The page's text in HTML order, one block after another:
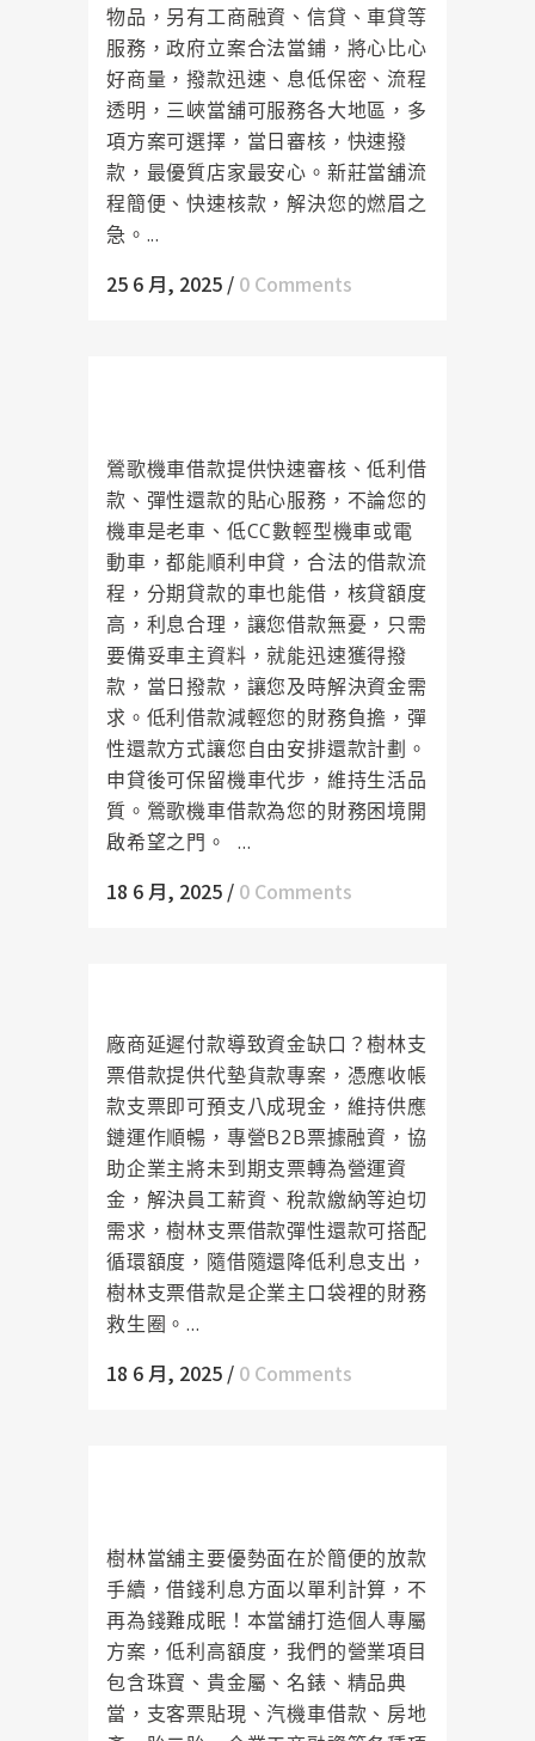
物品，另有工商融資、信貸、車貸等
服務，政府立案合法當鋪，將心比心
好商量，撥款迅速、息低保密、流程
透明，三峽當舖可服務各大地區，多
項方案可選擇，當日審核，快速撥
款，最優質店家最安心。新莊當舖流
程簡便、快速核款，解決您的燃眉之
急。...
25 6 月, 2025 / 0 Comments
鶯歌機車借款提供快速審核、低利借
款、彈性還款的貼心服務，不論您的
機車是老車、低CC數輕型機車或電
動車，都能順利申貸，合法的借款流
程，分期貸款的車也能借，核貸額度
高，利息合理，讓您借款無憂，只需
要備妥車主資料，就能迅速獲得撥
款，當日撥款，讓您及時解決資金需
求。低利借款減輕您的財務負擔，彈
性還款方式讓您自由安排還款計劃。
申貸後可保留機車代步，維持生活品
質。鶯歌機車借款為您的財務困境開
啟希望之門。 ...
18 6 月, 2025 / 0 Comments
廠商延遲付款導致資金缺口？樹林支
票借款提供代墊貨款專案，憑應收帳
款支票即可預支八成現金，維持供應
鏈運作順暢，專營B2B票據融資，協
助企業主將未到期支票轉為營運資
金，解決員工薪資、稅款繳納等迫切
需求，樹林支票借款彈性還款可搭配
循環額度，隨借隨還降低利息支出，
樹林支票借款是企業主口袋裡的財務
救生圈。...
18 6 月, 2025 / 0 Comments
樹林當舖主要優勢面在於簡便的放款
手續，借錢利息方面以單利計算，不
再為錢難成眠！本當舖打造個人專屬
方案，低利高額度，我們的營業項目
包含珠寶、貴金屬、名錶、精品典
當，支客票貼現、汽機車借款、房地